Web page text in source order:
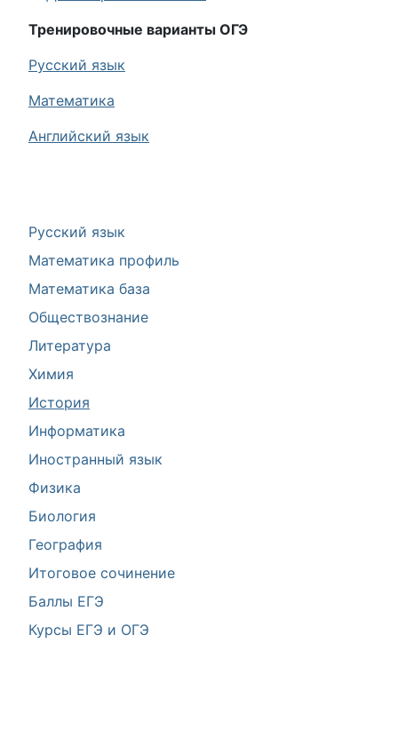
Русский язык
Математика профиль
Математика база
Обществознание
Литература
Химия
История
Информатика
Иностранный язык
Физика
Биология
География
Итоговое сочинение
Баллы ЕГЭ
Курсы ЕГЭ и ОГЭ
Тренировочные варианты ОГЭ
Русский язык
Математика
Английский язык